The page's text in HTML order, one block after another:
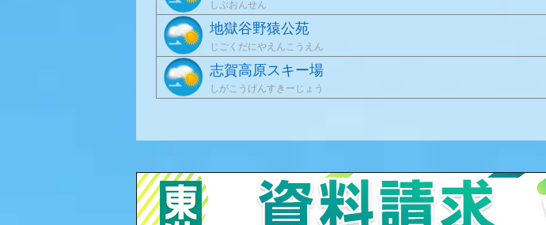
しぶおんせん
地獄谷野猿公苑
じごくだにやえんこうえん
志賀高原スキー場
しがこうげんすきーじょう